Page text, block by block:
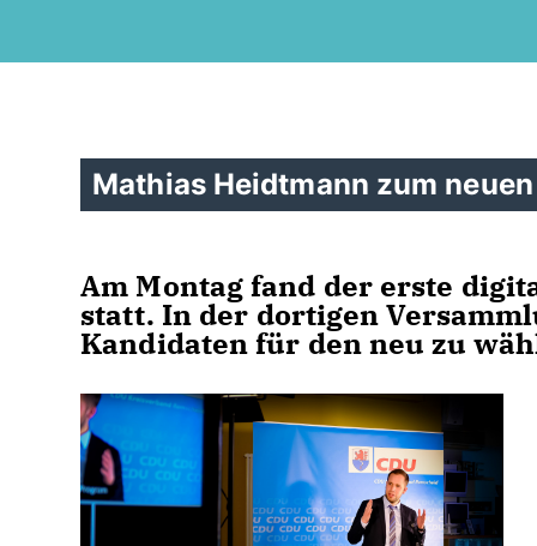
Mathias Heidtmann zum
Am Montag fand der erste
statt. In der dortigen
Kandidaten für den neu zu